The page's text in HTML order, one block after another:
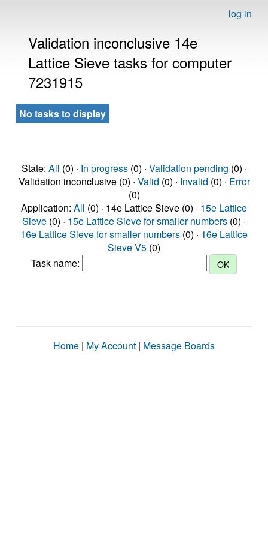
log in
Validation inconclusive 14e
Lattice Sieve tasks for computer
7231915
No tasks to display
State: All (0) · In progress(0) · Validation pending (0) ·
Validation inconclusive (0) · Valid (0) · Invalid (0) · Error
(0)
Application: All (0) · 14e Lattice Sieve (0) · 15e Lattice
Sieve (0) · 15e Lattice Sieve for smaller numbers (0) ·
16e Lattice Sieve for smaller numbers (0) · 16e Lattice
Sieve V5 (0)
Task name:
Home | My Account | Message Boards